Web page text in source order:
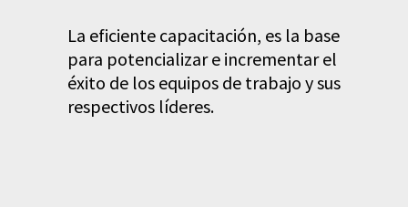
La eficiente capacitación, es la base
para potencializar e incrementar el
éxito de los equipos de trabajo y sus
respectivos líderes.